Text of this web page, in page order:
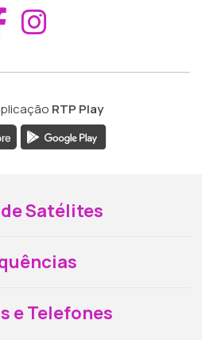
Aceder ao
RTP Play
Satélites
e Telefones